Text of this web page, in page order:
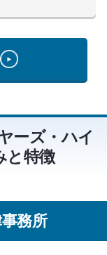
ーズ・ハイ
と特徴
務所